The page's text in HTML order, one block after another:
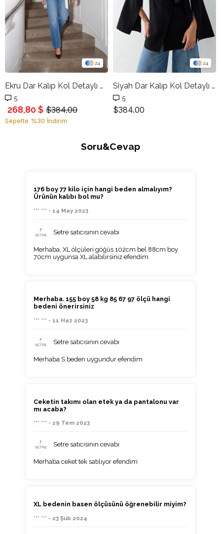
24
Ekru Dar Kalıp Kol Detaylı Belde Bağlama Detaylı Ceket
5
$384.00
268,80 $
Sepette %30 İndirim
24
Siyah Dar Kalıp Kol Detaylı Belde Bağlama Detaylı Ceket
5
$384.00
Soru&Cevap
176 boy 77 kilo için hangi beden almalıyım?
Ürünün kalıbı bol mu?
*** *** - 14 May 2023
Setre satıcısının cevabı
Merhaba, XL ölçüleri göğüs 102cm bel 88cm boy
70cm uygunsa XL alabilirsiniz efendim
Merhaba. 155 boy 58 kg 85 67 97 ölçü hangi
bedeni önerirsiniz
*** *** - 11 Haz 2023
Setre satıcısının cevabı
Merhaba S beden uygundur efendim
Ceketin takımı olan etek ya da pantalonu var
mı acaba?
*** *** - 29 Tem 2023
Setre satıcısının cevabı
Merhaba ceket tek satılıyor efendim
XL bedenin basen ölçüsünü öğrenebilir miyim?
*** *** - 23 Şub 2024